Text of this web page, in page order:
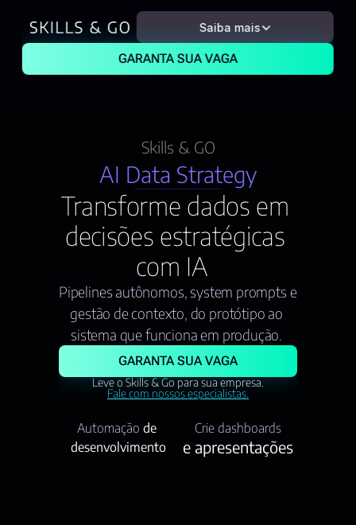
Skills & GO
AI Data Strategy
Transforme dados em
decisões estratégicas
com IA
Pipelines autônomos, system prompts e
gestão de contexto, do protótipo ao
sistema que funciona em produção.
GARANTA SUA VAGA
Leve o Skills & Go para sua empresa.
Fale com nossos especialistas.
Automação de
desenvolvimento
Crie dashboards
e apresentações
Saiba mais
GARANTA SUA VAGA